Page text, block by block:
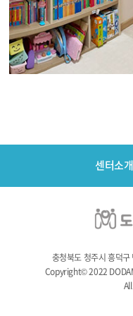
센터소개
충청북도 청주시 흥덕
Copyright© 2022